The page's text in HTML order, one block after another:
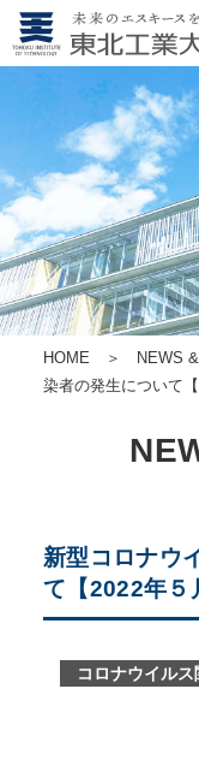
HOME ＞ NEWS
染者の発生について【
新型コロナウ
て【2022年５
コロナウイルス